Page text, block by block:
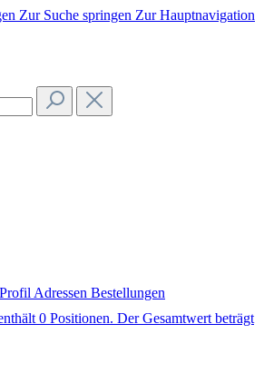
Zur Suche springen Zur Hauptnavigation
Adressen Bestellungen
0 Positionen. Der Gesamtwert beträgt